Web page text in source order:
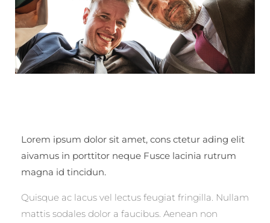
Lorem ipsum dolor sit amet, cons ctetur ading elit
aivamus in porttitor neque Fusce lacinia rutrum
magna id tincidun.
Quisque ac lacus vel lectus feugiat fringilla. Nullam
mattis sodales dolor a faucibus. Aenean non